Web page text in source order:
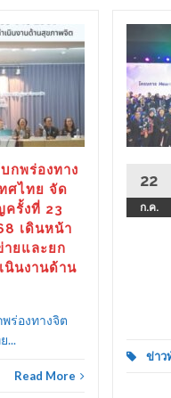
กพร่องทาง
ศไทย จัด
รั้งที่ 23
เดินหน้า
ยและยก
นินงานด้าน
ร่องทางจิต
...
Read More
22
ก.ค.
ข่าว